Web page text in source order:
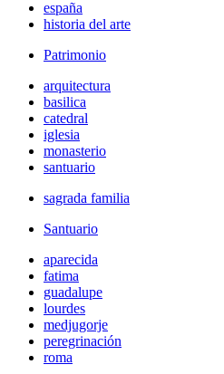
españa
historia del arte
Patrimonio
arquitectura
basilica
catedral
iglesia
monasterio
santuario
sagrada familia
Santuario
aparecida
fatima
guadalupe
lourdes
medjugorje
peregrinación
roma